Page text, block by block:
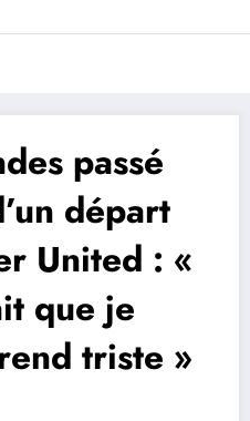
du football
passé
départ
United : «
que je
triste »